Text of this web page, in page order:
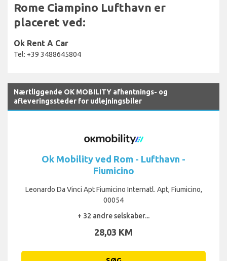
Rome Ciampino Lufthavn er
placeret ved:
Ok Rent A Car
Tel: +39 3488645804
Nærtliggende OK MOBILITY afhentnings- og
afleveringssteder for udlejningsbiler
Ok Mobility ved Rom - Lufthavn -
Fiumicino
Leonardo Da Vinci Apt Fiumicino Internatl. Apt, Fiumicino,
00054
+ 32 andre selskaber...
28,03 KM